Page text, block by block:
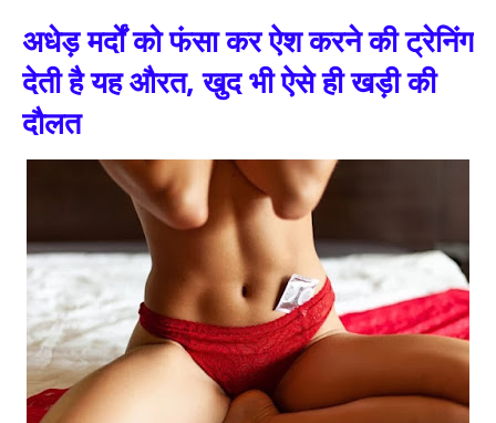
अधेड़ मर्दों को फंसा कर ऐश करने की ट्रेनिंग
देती है यह औरत, खुद भी ऐसे ही खड़ी की
दौलत